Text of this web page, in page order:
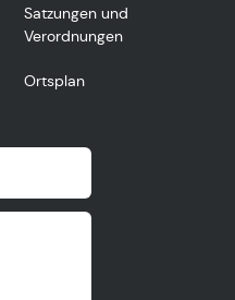
Satzungen und
Verordnungen
Ortsplan